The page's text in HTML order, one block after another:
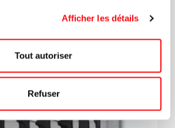
Afficher les détails
Tout autoriser
Refuser